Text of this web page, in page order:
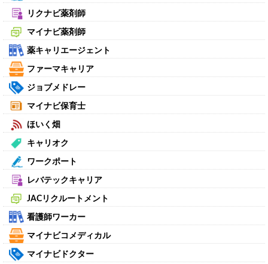
リクナビ薬剤師
マイナビ薬剤師
薬キャリエージェント
ファーマキャリア
ジョブメドレー
マイナビ保育士
ほいく畑
キャリオク
ワークポート
レバテックキャリア
JACリクルートメント
看護師ワーカー
マイナビコメディカル
マイナビドクター